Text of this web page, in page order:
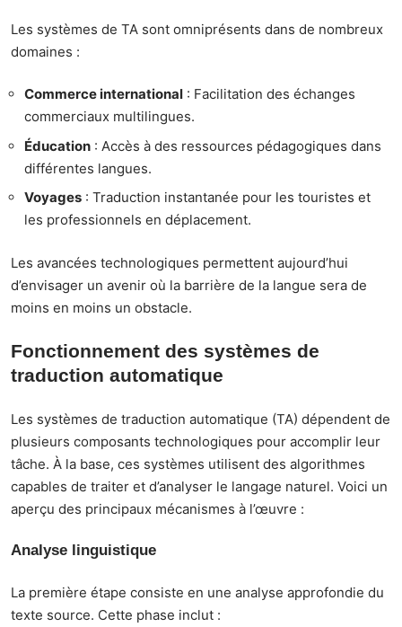
Les systèmes de TA sont omniprésents dans de nombreux
domaines :
Commerce international : Facilitation des échanges
commerciaux multilingues.
Éducation : Accès à des ressources pédagogiques dans
différentes langues.
Voyages : Traduction instantanée pour les touristes et
les professionnels en déplacement.
Les avancées technologiques permettent aujourd’hui
d’envisager un avenir où la barrière de la langue sera de
moins en moins un obstacle.
Fonctionnement des systèmes de
traduction automatique
Les systèmes de traduction automatique (TA) dépendent de
plusieurs composants technologiques pour accomplir leur
tâche. À la base, ces systèmes utilisent des algorithmes
capables de traiter et d’analyser le langage naturel. Voici un
aperçu des principaux mécanismes à l’œuvre :
Analyse linguistique
La première étape consiste en une analyse approfondie du
texte source. Cette phase inclut :